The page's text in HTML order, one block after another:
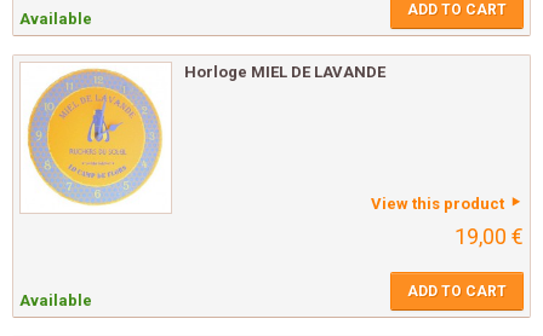
Available ADD TO CART
Horloge MIEL DE LAVANDE
View this product
19,00 €
Available ADD TO CART